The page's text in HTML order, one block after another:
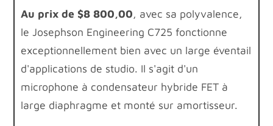
Au prix de $8 800,00, avec sa polyvalence,
le Josephson Engineering C725 fonctionne
exceptionnellement bien avec un large éventail
d'applications de studio. Il s'agit d'un
microphone à condensateur hybride FET à
large diaphragme et monté sur amortisseur.